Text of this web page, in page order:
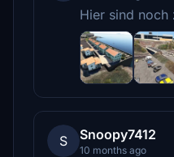
Hier sind noch
S Snoopy7412
10 months ago